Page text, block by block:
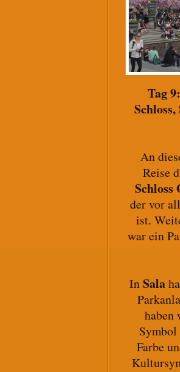
Tag
An
Reise
der vor
ist.
war ein
InSala
haben
Farbe